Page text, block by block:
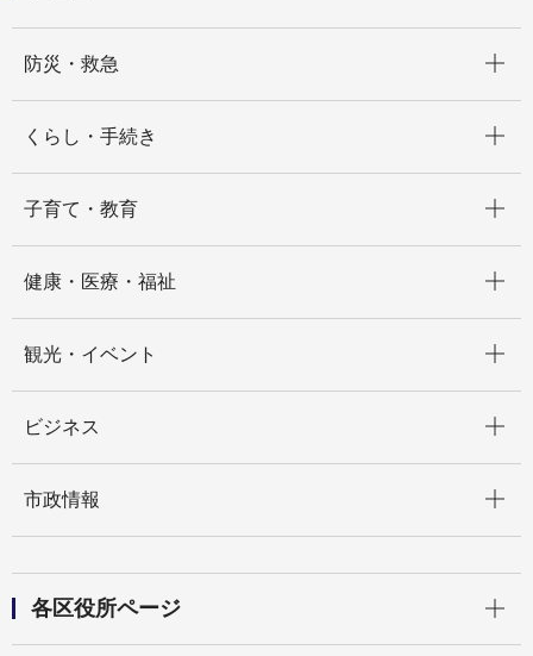
防災・救急
くらし・手続き
子育て・教育
健康・医療・福祉
観光・イベント
ビジネス
市政情報
各区役所ページ